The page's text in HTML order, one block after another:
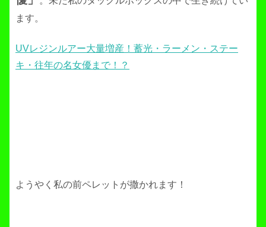
ます。
UVレジンルアー大量増産！蓄光・ラーメン・ステー
キ・往年の名女優まで！？
ようやく私の前ペレットが撒かれます！